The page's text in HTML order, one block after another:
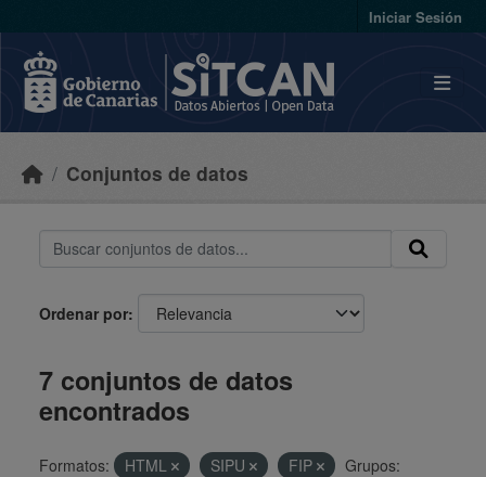
Iniciar Sesión
Conjuntos de datos
Ordenar por
7 conjuntos de datos
encontrados
Formatos: HTML SIPU FIP
Grupos: